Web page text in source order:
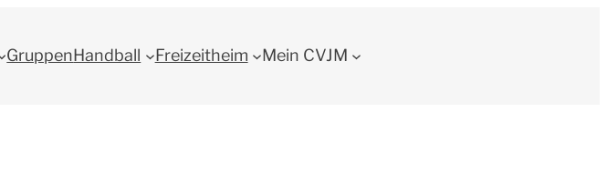
GruppenHandball Freizeitheim Mein CVJM